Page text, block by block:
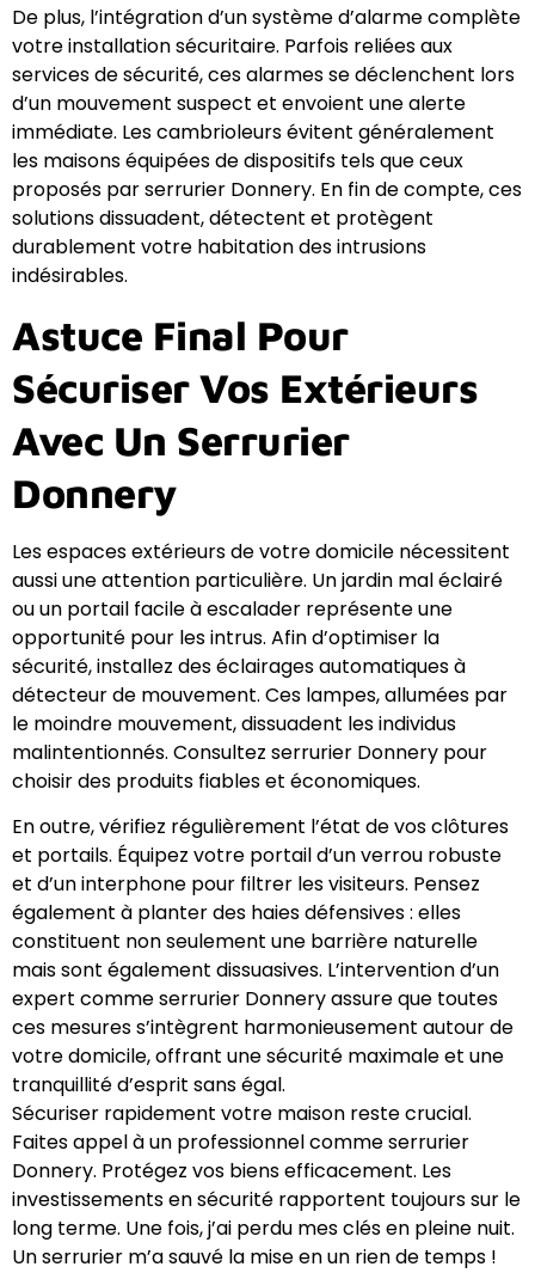
De plus, l’intégration d’un système d’alarme complète
votre installation sécuritaire. Parfois reliées aux
services de sécurité, ces alarmes se déclenchent lors
d’un mouvement suspect et envoient une alerte
immédiate. Les cambrioleurs évitent généralement
les maisons équipées de dispositifs tels que ceux
proposés par serrurier Donnery. En fin de compte, ces
solutions dissuadent, détectent et protègent
durablement votre habitation des intrusions
indésirables.
Astuce Final Pour
Sécuriser Vos Extérieurs
Avec Un Serrurier
Donnery
Les espaces extérieurs de votre domicile nécessitent
aussi une attention particulière. Un jardin mal éclairé
ou un portail facile à escalader représente une
opportunité pour les intrus. Afin d’optimiser la
sécurité, installez des éclairages automatiques à
détecteur de mouvement. Ces lampes, allumées par
le moindre mouvement, dissuadent les individus
malintentionnés. Consultez serrurier Donnery pour
choisir des produits fiables et économiques.
En outre, vérifiez régulièrement l’état de vos clôtures
et portails. Équipez votre portail d’un verrou robuste
et d’un interphone pour filtrer les visiteurs. Pensez
également à planter des haies défensives : elles
constituent non seulement une barrière naturelle
mais sont également dissuasives. L’intervention d’un
expert comme serrurier Donnery assure que toutes
ces mesures s’intègrent harmonieusement autour de
votre domicile, offrant une sécurité maximale et une
tranquillité d’esprit sans égal.
Sécuriser rapidement votre maison reste crucial.
Faites appel à un professionnel comme serrurier
Donnery. Protégez vos biens efficacement. Les
investissements en sécurité rapportent toujours sur le
long terme. Une fois, j’ai perdu mes clés en pleine nuit.
Un serrurier m’a sauvé la mise en un rien de temps !